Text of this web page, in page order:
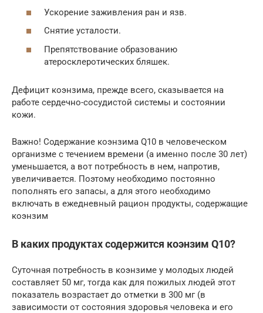
Ускорение заживления ран и язв.
Снятие усталости.
Препятствование образованию
атеросклеротических бляшек.
Дефицит коэнзима, прежде всего, сказывается на
работе сердечно-сосудистой системы и состоянии
кожи.
Важно! Содержание коэнзима Q10 в человеческом
организме с течением времени (а именно после 30 лет)
уменьшается, а вот потребность в нем, напротив,
увеличивается. Поэтому необходимо постоянно
пополнять его запасы, а для этого необходимо
включать в ежедневный рацион продукты, содержащие
коэнзим
В каких продуктах содержится коэнзим Q10?
Суточная потребность в коэнзиме у молодых людей
составляет 50 мг, тогда как для пожилых людей этот
показатель возрастает до отметки в 300 мг (в
зависимости от состояния здоровья человека и его